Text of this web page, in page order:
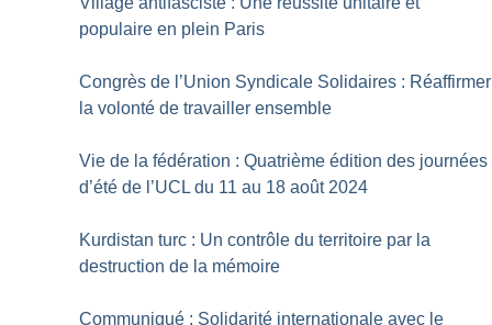
populaire en plein Paris
Congrès de l’Union Syndicale Solidaires : Réaffirmer
la volonté de travailler ensemble
Vie de la fédération : Quatrième édition des journées
d’été de l’UCL du 11 au 18 août 2024
Kurdistan turc : Un contrôle du territoire par la
destruction de la mémoire
Communiqué : Solidarité internationale avec le